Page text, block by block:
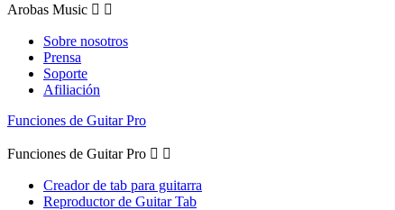
Arobas Music  
Sobre nosotros
Prensa
Soporte
Afiliación
Funciones de Guitar Pro
Funciones de Guitar Pro  
Creador de tab para guitarra
Reproductor de Guitar Tab